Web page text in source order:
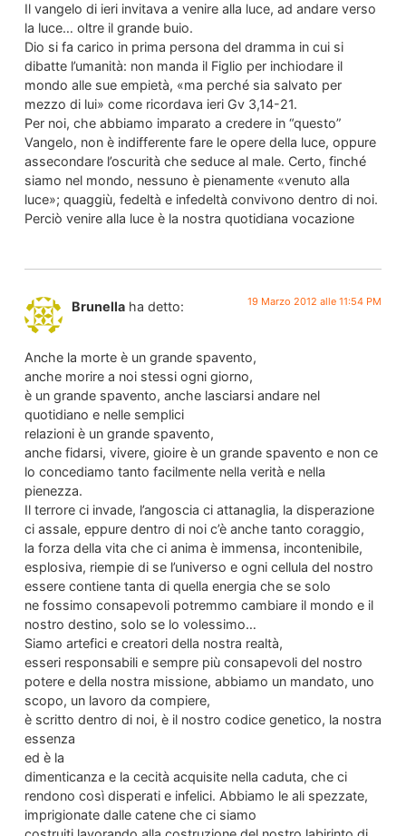
Il vangelo di ieri invitava a venire alla luce, ad andare verso
la luce… oltre il grande buio.
Dio si fa carico in prima persona del dramma in cui si
dibatte l’umanità: non manda il Figlio per inchiodare il
mondo alle sue empietà, «ma perché sia salvato per
mezzo di lui» come ricordava ieri Gv 3,14-21.
Per noi, che abbiamo imparato a credere in “questo”
Vangelo, non è indifferente fare le opere della luce, oppure
assecondare l’oscurità che seduce al male. Certo, finché
siamo nel mondo, nessuno è pienamente «venuto alla
luce»; quaggiù, fedeltà e infedeltà convivono dentro di noi.
Perciò venire alla luce è la nostra quotidiana vocazione
Brunella ha detto: 19 Marzo 2012 alle 11:54 PM
Anche la morte è un grande spavento,
anche morire a noi stessi ogni giorno,
è un grande spavento, anche lasciarsi andare nel
quotidiano e nelle semplici
relazioni è un grande spavento,
anche fidarsi, vivere, gioire è un grande spavento e non ce
lo concediamo tanto facilmente nella verità e nella
pienezza.
Il terrore ci invade, l’angoscia ci attanaglia, la disperazione
ci assale, eppure dentro di noi c’è anche tanto coraggio,
la forza della vita che ci anima è immensa, incontenibile,
esplosiva, riempie di se l’universo e ogni cellula del nostro
essere contiene tanta di quella energia che se solo
ne fossimo consapevoli potremmo cambiare il mondo e il
nostro destino, solo se lo volessimo…
Siamo artefici e creatori della nostra realtà,
esseri responsabili e sempre più consapevoli del nostro
potere e della nostra missione, abbiamo un mandato, uno
scopo, un lavoro da compiere,
è scritto dentro di noi, è il nostro codice genetico, la nostra
essenza
ed è la
dimenticanza e la cecità acquisite nella caduta, che ci
rendono così disperati e infelici. Abbiamo le ali spezzate,
imprigionate dalle catene che ci siamo